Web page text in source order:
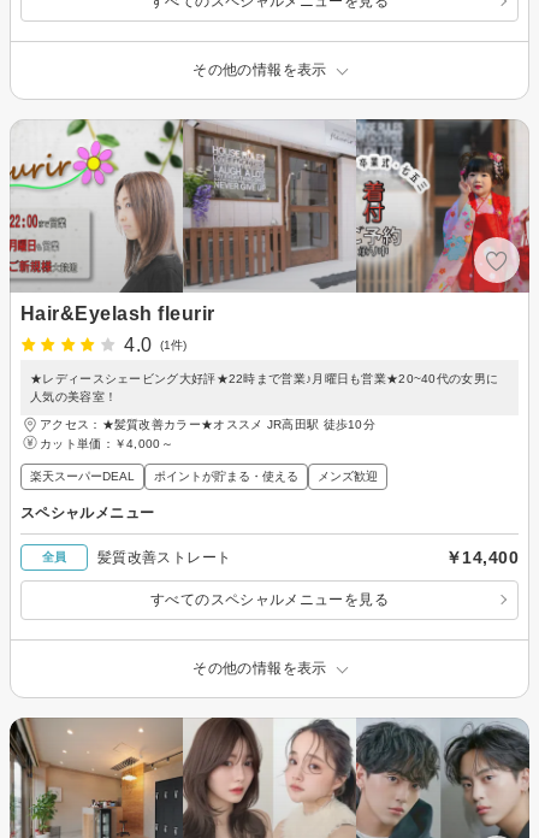
その他の情報を表示
Hair&Eyelash fleurir
4.0
(1件)
★レディースシェービング大好評★22時まで営業♪月曜日も営業★20~40代の女男に
人気の美容室！
アクセス：★髪質改善カラー★オススメ JR高田駅 徒歩10分
カット単価： ￥4,000～
楽天スーパーDEAL ポイントが貯まる・使える メンズ歓迎
スペシャルメニュー
全員 髪質改善ストレート ￥14,400
すべてのスペシャルメニューを見る
その他の情報を表示